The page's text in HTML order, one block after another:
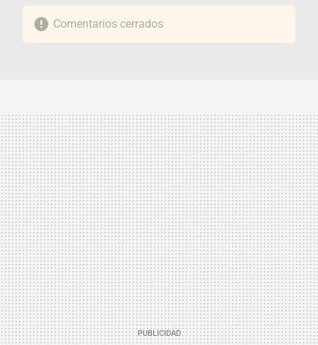
Comentarios cerrados